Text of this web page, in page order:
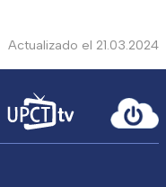
Actualizado el 21.03.2024